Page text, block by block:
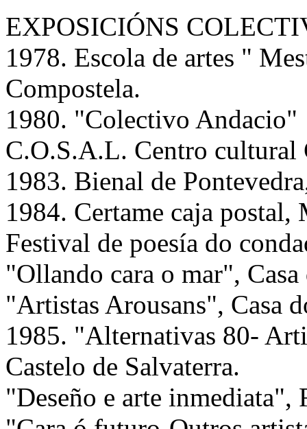
EXPOSICIÓNS
1978. Escola de artes "
Compostela.
1980. "Colectivo Andacio"
C.O.S.A.L. Centro cultural
1983. Bienal de
1984. Certame caja postal,
Festival de poesía do
"Ollando cara o mar",
"Artistas Arousans", Casa
1985. "Alternativas 80-
Castelo de Salvaterra.
"Deseño e arte inmediata",